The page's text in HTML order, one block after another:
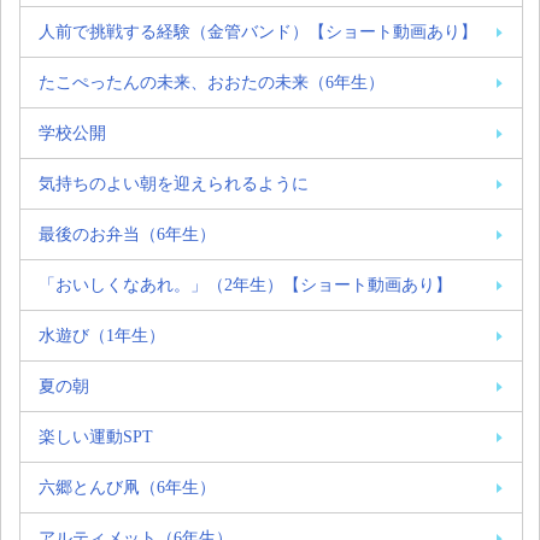
人前で挑戦する経験（金管バンド）【ショート動画あり】
たこぺったんの未来、おおたの未来（6年生）
学校公開
気持ちのよい朝を迎えられるように
最後のお弁当（6年生）
「おいしくなあれ。」（2年生）【ショート動画あり】
水遊び（1年生）
夏の朝
楽しい運動SPT
六郷とんび凧（6年生）